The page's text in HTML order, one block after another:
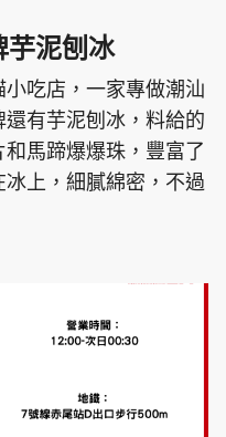
泥刨冰
吃店，一家專做潮汕
有芋泥刨冰，料給的
馬蹄爆爆珠，豐富了
上，細膩綿密，不過